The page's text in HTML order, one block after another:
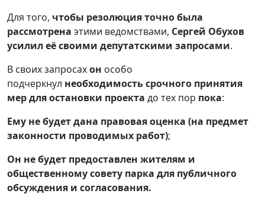
Для того, чтобы резолюция точно была
рассмотрена этими ведомствами, Сергей Обухов
усилил её своими депутатскими запросами.
В своих запросахон особо
подчеркнул необходимостьсрочного принятия
мер для остановки проекта до тех пор пока:
Ему не будет дана правовая оценка (на предмет
законности проводимых работ);
Он не будет предоставлен жителям и
общественному совету парка для публичного
обсуждения и согласования.